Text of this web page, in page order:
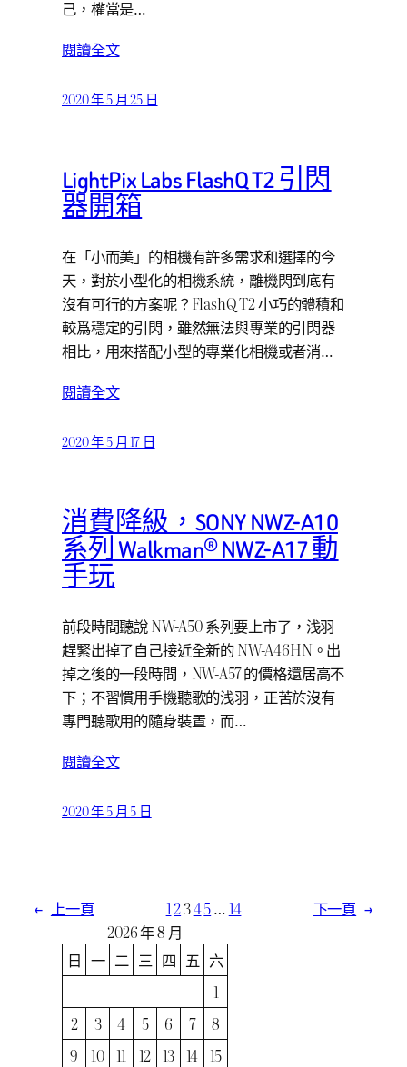
己，權當是…
閱讀全文
2020 年 5 月 25 日
LightPix Labs FlashQ T2 引閃
器開箱
在「小而美」的相機有許多需求和選擇的今
天，對於小型化的相機系統，離機閃到底有
沒有可行的方案呢？FlashQ T2 小巧的體積和
較爲穩定的引閃，雖然無法與專業的引閃器
相比，用來搭配小型的專業化相機或者消…
閱讀全文
2020 年 5 月 17 日
消費降級，SONY NWZ-A10
系列 Walkman® NWZ-A17 動
手玩
前段時間聽說 NW-A50 系列要上市了，浅羽
趕緊出掉了自己接近全新的 NW-A46HN。出
掉之後的一段時間，NW-A57 的價格還居高不
下；不習慣用手機聽歌的浅羽，正苦於沒有
專門聽歌用的隨身裝置，而…
閱讀全文
2020 年 5 月 5 日
← 上一頁 12345…14 下一頁 →
2026 年 8 月
日 一 二 三 四 五 六
1
2
3 4 5 6 7
8
9
10 11 12 13 14 15